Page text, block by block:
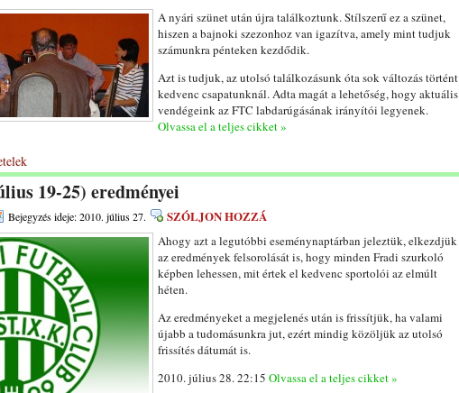
A nyári szünet után újra találkoztunk. Stílszerű ez a szünet,
hiszen a bajnoki szezonhoz van igazítva, amely mint tudjuk
számunkra pénteken kezdődik.
Azt is tudjuk, az utolsó találkozásunk óta sok változás történt
kedvenc csapatunknál. Adta magát a lehetőség, hogy aktuális
vendégeink az FTC labdarúgásának irányítói legyenek.
Olvassa el a teljes cikket »
19-25) eredményei
Bejegyzés ideje: 2010. július 27. SZÓLJON HOZZÁ
Ahogy azt a legutóbbi eseménynaptárban jeleztük, elkezdjük
az eredmények felsorolását is, hogy minden Fradi szurkoló
képben lehessen, mit értek el kedvenc sportolói az elmúlt
héten.
Az eredményeket a megjelenés után is frissítjük, ha valami
újabb a tudomásunkra jut, ezért mindig közöljük az utolsó
frissítés dátumát is.
2010. július 28. 22:15 Olvassa el a teljes cikket »